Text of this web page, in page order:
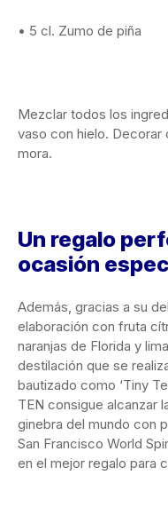
• 5 cl. Zumo de piña
Mezclar todos los
vaso con hielo.
mora.
Un regalo
ocasión
Además, gracias a su
elaboración con fruta
naranjas de Florida y
destilación que se
bautizado como ‘Tiny
TEN consigue alcanzar
ginebra del mundo con
San Francisco World
en el mejor regalo para